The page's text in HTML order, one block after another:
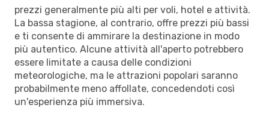
prezzi generalmente più alti per voli, hotel e attività.
La bassa stagione, al contrario, offre prezzi più bassi
e ti consente di ammirare la destinazione in modo
più autentico. Alcune attività all'aperto potrebbero
essere limitate a causa delle condizioni
meteorologiche, ma le attrazioni popolari saranno
probabilmente meno affollate, concedendoti così
un'esperienza più immersiva.